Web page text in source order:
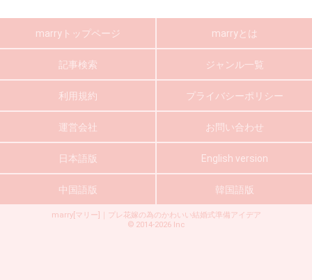
marryトップページ marryとは
記事検索 ジャンル一覧
利用規約 プライバシーポリシー
運営会社 お問い合わせ
日本語版 English version
中国語版 韓国語版
marry[マリー]｜プレ花嫁の為のかわいい結婚式準備アイデア
© 2014-2026 Inc